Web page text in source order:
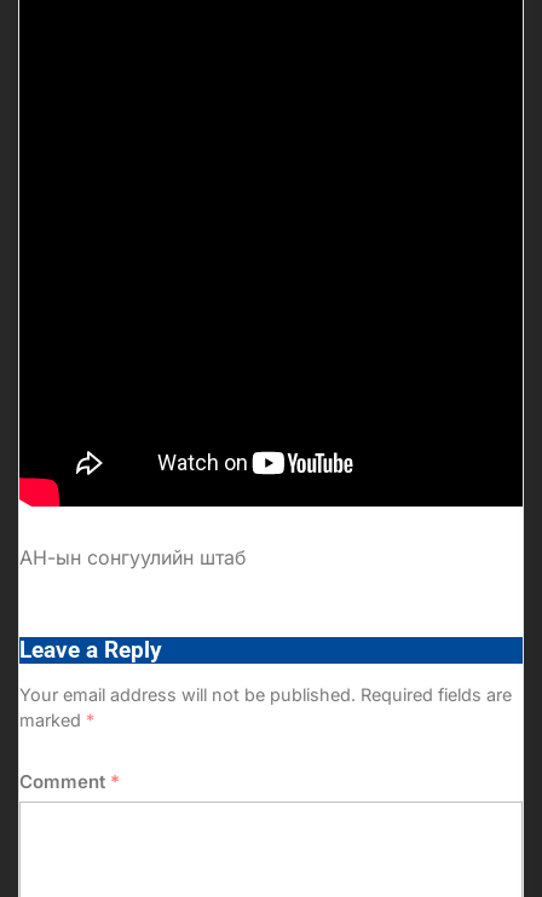
АН-ын сонгуулийн штаб
Leave a Reply
Your email address will not be published. Required fields are
marked *
Comment *